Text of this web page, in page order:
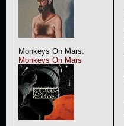
Monkeys On Mars:
Monkeys On Mars